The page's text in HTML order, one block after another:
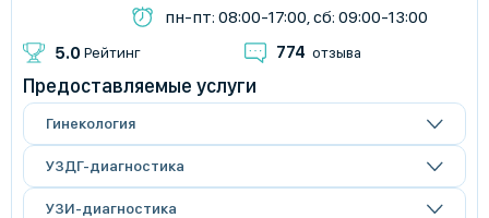
пн-пт: 08:00-17:00, сб: 09:00-13:00
5.0 Рейтинг 774 отзыва
Предоставляемые услуги
Гинекология
УЗДГ-диагностика
УЗИ-диагностика